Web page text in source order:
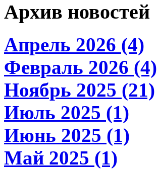
Архив новостей
Апрель 2026 (4)
Февраль 2026 (4)
Ноябрь 2025 (21)
Июль 2025 (1)
Июнь 2025 (1)
Май 2025 (1)